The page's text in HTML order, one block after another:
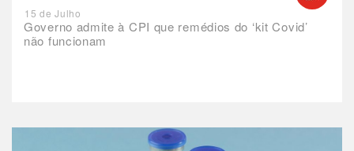
Governo admite à CPI que remédios do ‘kit Covid’
não funcionam
15 de Julho